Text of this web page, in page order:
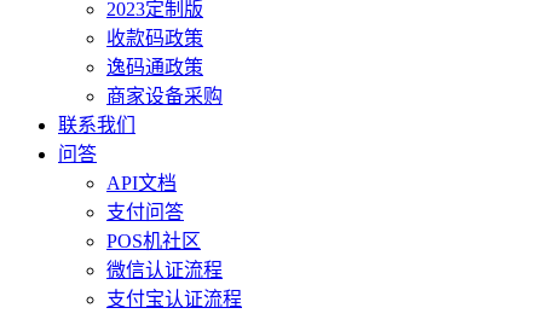
2023定制版
收款码政策
逸码通政策
商家设备采购
联系我们
问答
API文档
支付问答
POS机社区
微信认证流程
支付宝认证流程